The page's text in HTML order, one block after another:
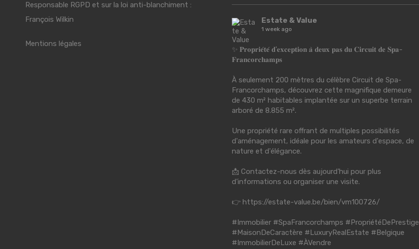
Responsable RGPD et sur la loi anti-blanchiment :
François Wilkin
Mentions légales
Estate & Value
1 week ago
✨ 𝐏𝐫𝐨𝐩𝐫𝐢𝐞́𝐭𝐞́ 𝐝'𝐞𝐱𝐜𝐞𝐩𝐭𝐢𝐨𝐧 𝐚̀ 𝐝𝐞𝐮𝐱 𝐩𝐚𝐬 𝐝𝐮 𝐂𝐢𝐫𝐜𝐮𝐢𝐭 𝐝𝐞 𝐒𝐩𝐚-
𝐅𝐫𝐚𝐧𝐜𝐨𝐫𝐜𝐡𝐚𝐦𝐩𝐬
À seulement 200 mètres du célèbre Circuit de Spa-
Francorchamps, découvrez cette magnifique demeure
de 430 m² habitables implantée sur un superbe terrain
arboré de 8.855 m².
Une propriété rare offrant de multiples possibilités
d'aménagement, idéale pour les amateurs d'espace, de
nature et d'élégance.
📩 Contactez-nous dès aujourd'hui pour plus
d'informations ou organiser une visite.
👉 https://estate-value.be/bien/vm100726/
#Immobilier #SpaFrancorchamps #PropriétéDePrestige
#MaisonDeCaractère #LuxuryRealEstate #Belgique
#ImmobilierDeLuxe #ÀVendre